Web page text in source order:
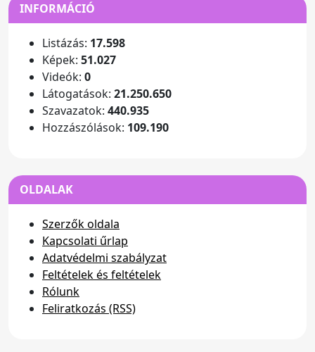
INFORMÁCIÓ
Listázás: 17.598
Képek: 51.027
Videók: 0
Látogatások: 21.250.650
Szavazatok: 440.935
Hozzászólások: 109.190
OLDALAK
Szerzők oldala
Kapcsolati űrlap
Adatvédelmi szabályzat
Feltételek és feltételek
Rólunk
Feliratkozás (RSS)